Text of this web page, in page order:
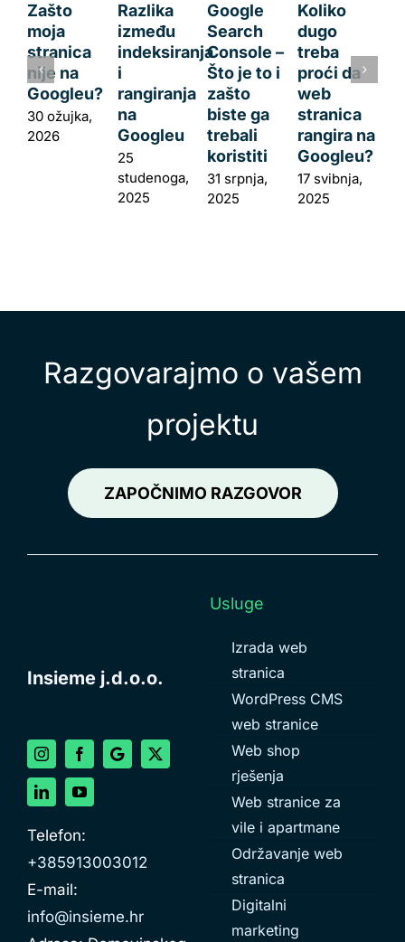
Zašto
moja
stranica
nije na
Googleu?
30 ožujka,
2026
Razlika
između
indeksiranja
i
rangiranja
na
Googleu
25
studenoga,
2025
Google
Search
Console –
Što je to i
zašto
biste ga
trebali
koristiti
31 srpnja,
2025
Koliko
dugo
treba
proći da
web
stranica
rangira na
Googleu?
17 svibnja,
2025
Razgovarajmo o vašem
projektu
ZAPOČNIMO RAZGOVOR
Insieme j.d.o.o.
Telefon:
+385913003012
E-mail:
info@insieme.hr
Usluge
Izrada web
stranica
WordPress CMS
web stranice
Web shop
rješenja
Web stranice za
vile i apartmane
Održavanje web
stranica
Digitalni
marketing